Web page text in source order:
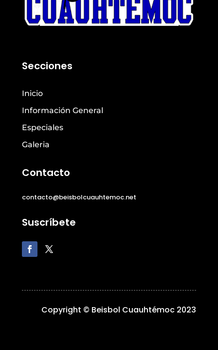
Secciones
Inicio
Información General
Especiales
Galeria
Contacto
contacto@beisbolcuauhtemoc.net
Suscríbete
Copyright © Beisbol Cuauhtémoc 2023